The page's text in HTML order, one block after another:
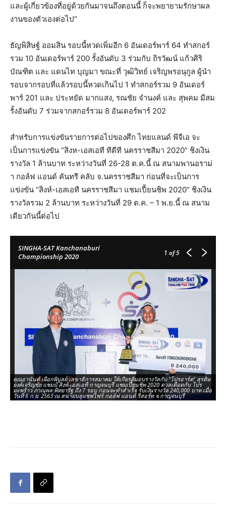
และผู้เกี่ยวข้องที่อยู่ด้วยกันมาจนถึงตอนนี้ ก็จะพยายามรักษาผล
งานของตัวเองต่อไป”
ธัญพิสิษฐ์ ออมสิน รอบนี้หวดเพิ่มอีก 6 อันเดอร์พาร์ 64 ทำสกอร์
รวม 10 อันเดอร์พาร์ 200 รั้งอันดับ 3 ร่วมกับ ถิรวัฒน์ แก้วศิริ
บัณฑิต และ แดนไท บุญมา ขณะที่ วุฒิวิทย์ เจริญพรอนุกูล ผู้นำ
รอบจากรอบที่แล้วรอบนี้หวดเกินไป 1 ทำสกอร์รวม 9 อันเดอร์
พาร์ 201 และ ประหยัด มากแสง, รณชัย จำนงค์ และ สุพคม มีสม
รั้งอันดับ 7 ร่วมจากสกอร์รวม 8 อันเดอร์พาร์ 202
สำหรับการแข่งขันรายการต่อไปของศึก ไทยแลนด์ พีจีเอ จะ
เป็นการแข่งขัน “สิงห-เอสเอที ทีดีที นครราชสีมา 2020” ชิงเงิน
รางวัล 1 ล้านบาท ระหว่างวันที่ 26-28 ต.ค.นี้ ณ สนามพานอราม่
า กอล์ฟ แอนด์ คันทรี คลับ จ.นครราชสีมา ก่อนที่จะเป็นการ
แข่งขัน “สิงห์-เอสเอที นครราชสีมา แชมเปี้ยนชิพ 2020” ชิงเงิน
รางวัลรวม 2 ล้านบาท ระหว่างวันที่ 29 ต.ค. – 1 พ.ย.นี้ ณ สนาม
เดียวกันนี้ต่อไป
SINGHA-SAT Kanchanaburi
Championship 2020
1 of 5
คุณอานันต์ เผือกพิบูลย์ เลขาธิการสมาคม ให้เกียรติมอบรางวัลกับ "โปรอาร์ต" สุรดิษ
ยงค์เจริญชัย แชมป์ สิงห์-เอสเอที กาญจนบุรี แชมเปี้ยนชิพ 2020 ดวลเดือดกับ โปร
มะพร้าว ภาณุพล พิทยารัฐ ถึง 7 รอบ ก่อนจะทำสำเร็จ รับเงินรางวัล 240,000 บาท เมื่อ
วันที่ 6 ก.ย. 2563 ณ สนามบลูแซฟไฟร์ กอล์ฟ แอนด์ รีสอร์ท จ.กาญจนบุรี